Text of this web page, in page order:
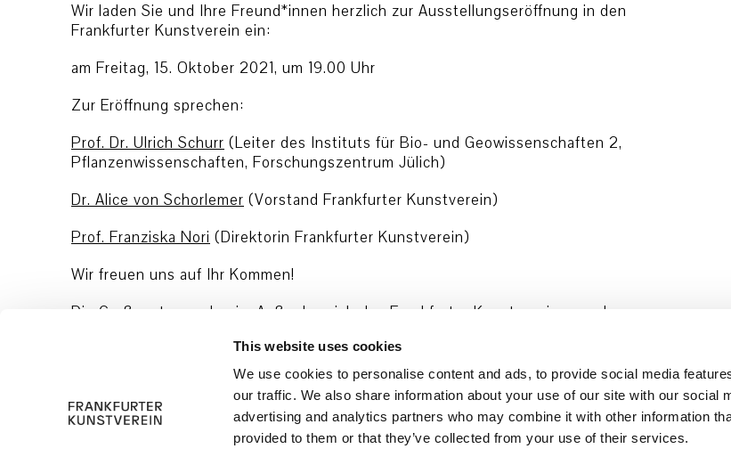
This website uses cookies
We use cookies to personalise content and ads, to provide social media
our traffic. We also share information about your use of our site with our social
advertising and analytics partners who may combine it with other information
provided to them or that they’ve collected from your use of their services.
Wir laden Sie und Ihre Freund*innen herzlich zur Ausstellungseröffnung in den
Frankfurter Kunstverein ein:
am Freitag, 15. Oktober 2021, um 19.00 Uhr
Zur Eröffnung sprechen:
Prof. Dr. Ulrich Schurr (Leiter des Instituts für Bio- und Geowissenschaften 2,
Pflanzenwissenschaften, Forschungszentrum Jülich)
Dr. Alice von Schorlemer (Vorstand Frankfurter Kunstverein)
Prof. Franziska Nori (Direktorin Frankfurter Kunstverein)
Wir freuen uns auf Ihr Kommen!
Die Grußworte werden im Außenbereich des Frankfurter Kunstvereins vor dem
wird die Anzahl der Besucher*innen in den Räumlichkeiten des FKV reguliert.
Zugang nur mit 3G-Nachweis. Bitte tragen Sie eine medizinische Maske.